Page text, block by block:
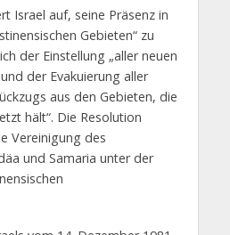
Israel auf, seine Präsenz in
Gebieten“ zu
der Einstellung „aller neuen
der Evakuierung aller
aus den Gebieten, die
hält“. Die Resolution
Vereinigung des
und Samaria unter der